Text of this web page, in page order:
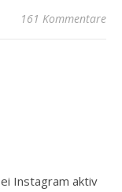
161 Kommentare
Instagram aktiv